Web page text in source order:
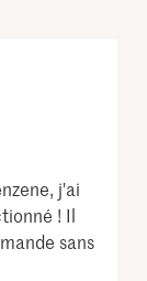
j'ai
! Il
sans